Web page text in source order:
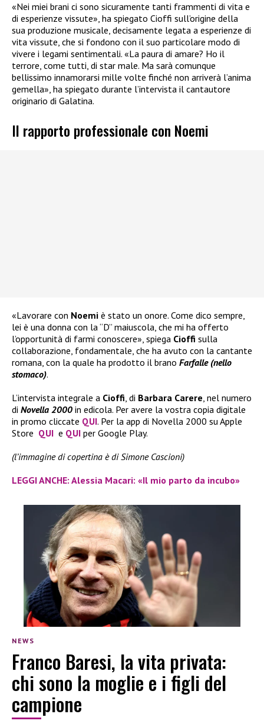
«Nei miei brani ci sono sicuramente tanti frammenti di vita e
di esperienze vissute», ha spiegato Cioffi sull’origine della
sua produzione musicale, decisamente legata a esperienze di
vita vissute, che si fondono con il suo particolare modo di
vivere i legami sentimentali. «La paura di amare? Ho il
terrore, come tutti, di star male. Ma sarà comunque
bellissimo innamorarsi mille volte finché non arriverà l’anima
gemella», ha spiegato durante l’intervista il cantautore
originario di Galatina.
Il rapporto professionale con Noemi
«Lavorare con Noemi è stato un onore. Come dico sempre,
lei è una donna con la “D” maiuscola, che mi ha offerto
l’opportunità di farmi conoscere», spiega Cioffi sulla
collaborazione, fondamentale, che ha avuto con la cantante
romana, con la quale ha prodotto il brano Farfalle (nello
stomaco).
L’intervista integrale a Cioffi, di Barbara Carere, nel numero
di Novella 2000 in edicola. Per avere la vostra copia digitale
in promo cliccate QUI. Per la app di Novella 2000 su Apple
Store QUI e QUI per Google Play.
(l’immagine di copertina è di Simone Cascioni)
LEGGI ANCHE: Alessia Macari: «Il mio parto da incubo»
NEWS
Franco Baresi, la vita privata:
chi sono la moglie e i figli del
campione